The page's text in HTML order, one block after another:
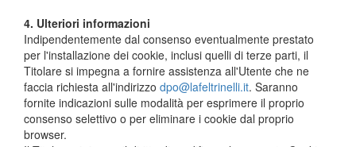
4. Ulteriori informazioni
Indipendentemente dal consenso eventualmente prestato
per l'installazione dei cookie, inclusi quelli di terze parti, il
Titolare si impegna a fornire assistenza all'Utente che ne
faccia richiesta all'indirizzo dpo@lafeltrinelli.it. Saranno
fornite indicazioni sulle modalità per esprimere il proprio
consenso selettivo o per eliminare i cookie dal proprio
browser.